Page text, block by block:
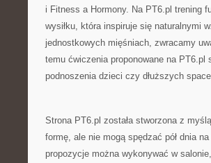
i Fitness a Hormony. Na PT6.pl trening
wysiłku, która inspiruje się naturalnymi
jednostkowych mięśniach, zwracamy
temu ćwiczenia proponowane na
podnoszenia dzieci czy dłuższych
Strona PT6.pl została stworzona z
formę, ale nie mogą spędzać pół dnia
propozycje można wykonywać w